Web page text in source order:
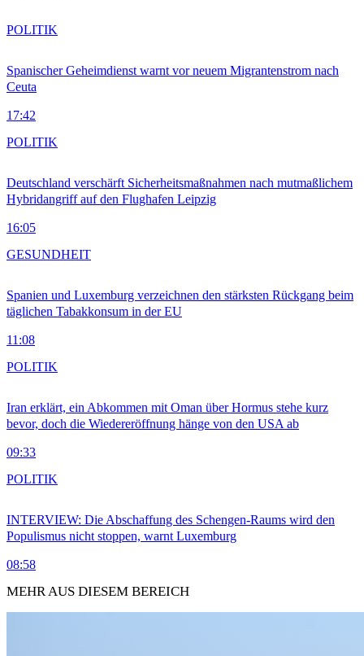
Spanischer Geheimdienst warnt vor neuem Migrantenstrom nach
Ceuta
17:42
POLITIK
Deutschland verschärft Sicherheitsmaßnahmen nach mutmaßlichem
Hybridangriff auf den Flughafen Leipzig
16:05
POLITIK
Spanien und Luxemburg verzeichnen den stärksten Rückgang beim
täglichen Tabakkonsum in der EU
11:08
GESUNDHEIT
Iran erklärt, ein Abkommen mit Oman über Hormus stehe kurz
bevor, doch die Wiedereröffnung hänge von den USA ab
09:33
POLITIK
INTERVIEW: Die Abschaffung des Schengen-Raums wird den
Populismus nicht stoppen, warnt Luxemburg
08:58
POLITIK
MEHR AUS DIESEM BEREICH